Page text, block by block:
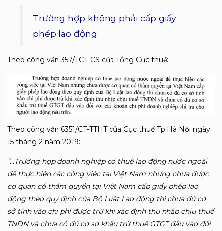
Trường hợp không phải cấp giấy
phép lao động
Theo công văn 357/TCT-CS của Tổng Cục thuế:
Theo công văn 6351/CT-TTHT của Cục thuế Tp Hà Nội ngày
15 tháng 2 năm 2019:
“…Trường hợp doanh nghiệp có thuê lao động nước ngoài
để thực hiện các công việc tại Việt Nam nhưng chưa được
cơ quan có thẩm quyền tại Việt Nam cấp giấy phép lao
động theo quy định của Bộ Luật Lao động thì chưa đủ cơ
sở tính vào chi phí được trừ khi xác định thu nhập chịu thuế
TNDN và chưa có đủ cơ sở khấu trừ thuế GTGT đầu vào đối